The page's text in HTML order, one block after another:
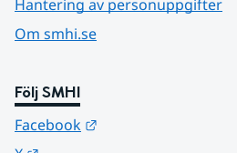
Hantering av personuppgifter
Om smhi.se
Följ SMHI
Facebook